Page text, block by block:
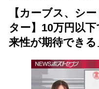
【カーブス、シ
ター】10万円以
来性が期待でき